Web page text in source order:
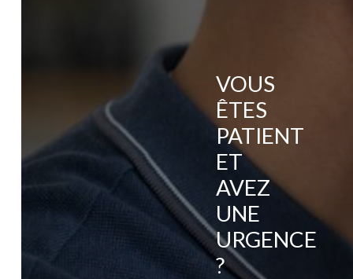
VOUS
ÊTES
PATIENT
ET
AVEZ
UNE
URGENCE
?